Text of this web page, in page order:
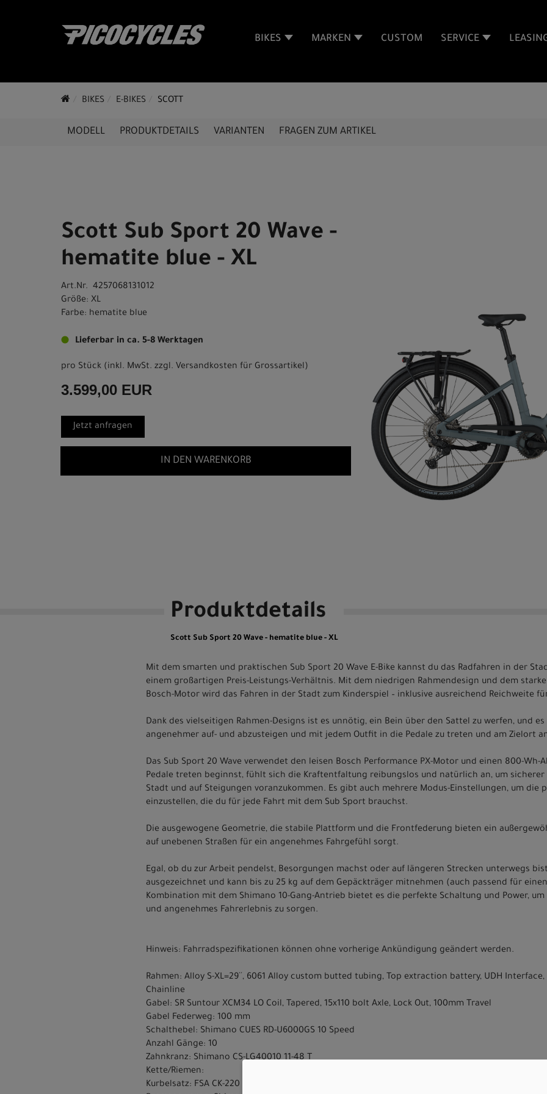
BIKES MARKEN CUSTOM SERVICE
BIKES E-BIKES SCOTT
MODELL PRODUKTDETAILS VARIANTEN FRAGEN ZUM ARTIKEL
Scott Sub Sport 20 Wave -
hematite blue - XL
Art.Nr. 4257068131012
Größe: XL
Farbe: hematite blue
Lieferbar in ca. 5-8 Werktagen
pro Stück (inkl. MwSt. zzgl. Versandkosten für Grossartikel)
3.599,00 EUR
Jetzt anfragen
IN DEN WARENKORB
Produktdetails
Scott Sub Sport 20 Wave - hematite blue - XL
Mit dem smarten und praktischen Sub Sport 20 Wave E-Bike kannst du das Radfahren in der
einem großartigen Preis-Leistungs-Verhältnis. Mit dem niedrigen Rahmendesign und dem
Bosch-Motor wird das Fahren in der Stadt zum Kinderspiel – inklusive ausreichend Reichweite
Dank des vielseitigen Rahmen-Designs ist es unnötig, ein Bein über den Sattel zu werfen, und
angenehmer auf- und abzusteigen und mit jedem Outfit in die Pedale zu treten und am Zielort
Das Sub Sport 20 Wave verwendet den leisen Bosch Performance PX-Motor und einen 800-Wh-
Pedale treten beginnst, fühlt sich die Kraftentfaltung reibungslos und natürlich an, um
Stadt und auf Steigungen voranzukommen. Es gibt auch mehrere Modus-Einstellungen, um die
einzustellen, die du für jede Fahrt mit dem Sub Sport brauchst.
Die ausgewogene Geometrie, die stabile Plattform und die Frontfederung bieten ein
auf unebenen Straßen für ein angenehmes Fahrgefühl sorgt.
Egal, ob du zur Arbeit pendelst, Besorgungen machst oder auf längeren Strecken unterwegs
ausgezeichnet und kann bis zu 25 kg auf dem Gepäckträger mitnehmen (auch passend für
Kombination mit dem Shimano 10-Gang-Antrieb bietet es die perfekte Schaltung und Power,
und angenehmes Fahrerlebnis zu sorgen.
Hinweis: Fahrradspezifikationen können ohne vorherige Ankündigung geändert werden.
Rahmen: Alloy S-XL=29´´, 6061 Alloy custom butted tubing, Top extraction battery, UDH
Chainline
Gabel: SR Suntour XCM34 LO Coil, Tapered, 15x110 bolt Axle, Lock Out, 100mm Travel
Gabel Federweg: 100 mm
Schalthebel: Shimano CUES RD-U6000GS 10 Speed
Anzahl Gänge: 10
Zahnkranz: Shimano CS-LG40010 11-48 T
Kette/Riemen:
Kurbelsatz: FSA CK-220 170mm